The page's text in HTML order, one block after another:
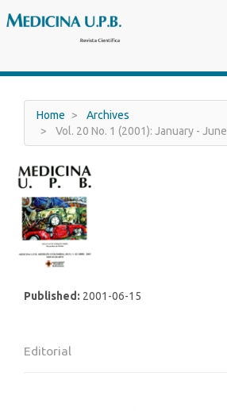
Navigation
Sidebar
Home
Archives
Vol. 20 No. 1 (2001): January - June
Published: 2001-06-15
Editorial